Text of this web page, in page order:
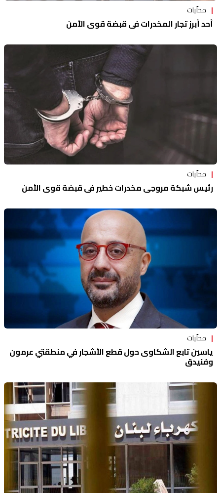
محلّيات
أحد أبرز تجار المخدرات في قبضة قوى الأمن
محلّيات
رئيس شبكة مروجي مخدرات خطير في قبضة قوى الأمن
محلّيات
ياسين تابع الشكاوى حول قطع الأشجار في منطقتي عرمون
وفنيدق